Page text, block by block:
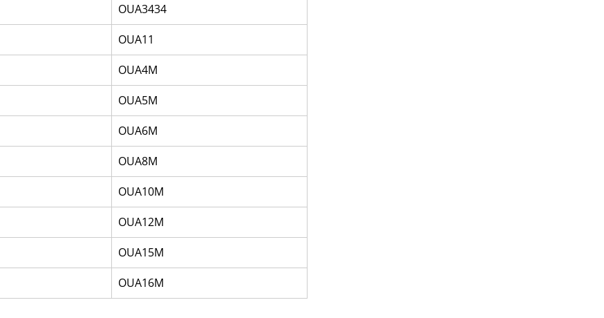
OUA3434
OUA11
OUA4M
OUA5M
OUA6M
OUA8M
OUA10M
OUA12M
OUA15M
OUA16M